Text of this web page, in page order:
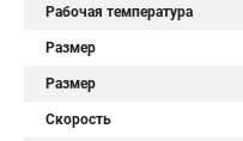
Рабочая температура
Размер
Размер
Скорость